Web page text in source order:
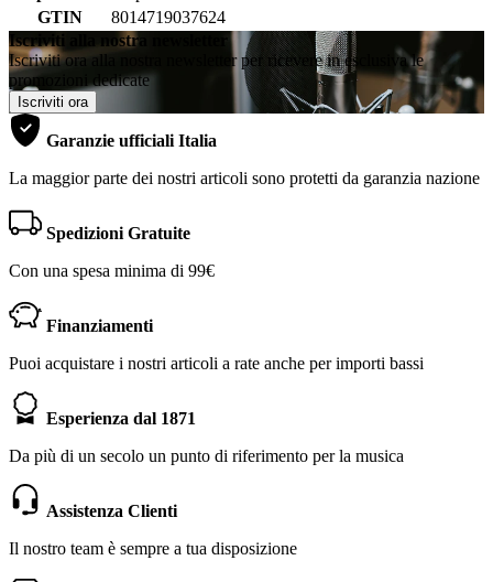
GTIN
8014719037624
Iscriviti alla nostra newsletter
Iscriviti ora alla nostra newsletter per ricevere in esclusiva le
promozioni dedicate
Iscriviti ora
Garanzie ufficiali Italia
La maggior parte dei nostri articoli sono protetti da garanzia nazione
Spedizioni Gratuite
Con una spesa minima di 99€
Finanziamenti
Puoi acquistare i nostri articoli a rate anche per importi bassi
Esperienza dal 1871
Da più di un secolo un punto di riferimento per la musica
Assistenza Clienti
Il nostro team è sempre a tua disposizione